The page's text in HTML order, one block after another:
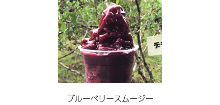
ブルーベリースムージー